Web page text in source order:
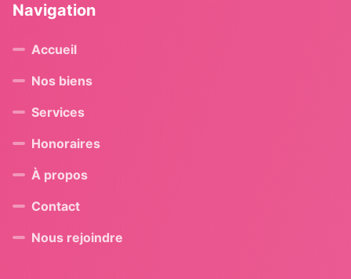
Navigation
Accueil
Nos biens
Services
Honoraires
À propos
Contact
Nous rejoindre